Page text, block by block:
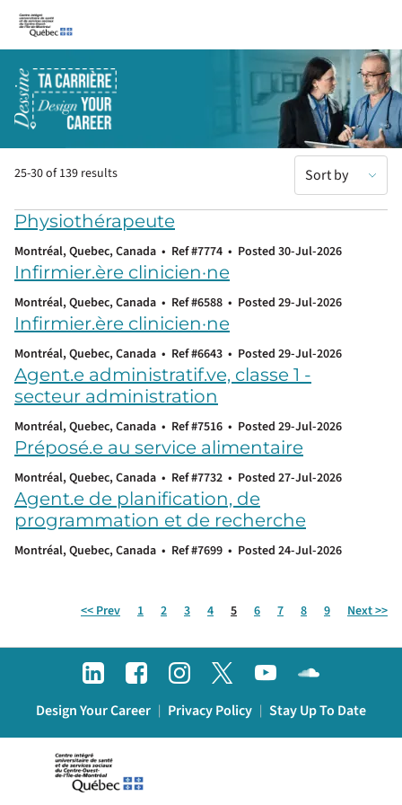
CIUSSS-du-Centre-Ouest-de-l’Île-de-Montréal
25-30 of 139 results Sort by
Physiothérapeute
Montréal, Quebec, Canada • Ref #7774 • Posted 30-Jul-2026
Infirmier.ère clinicien·ne
Montréal, Quebec, Canada • Ref #6588 • Posted 29-Jul-2026
Infirmier.ère clinicien·ne
Montréal, Quebec, Canada • Ref #6643 • Posted 29-Jul-2026
Agent.e administratif.ve, classe 1 -
secteur administration
Montréal, Quebec, Canada • Ref #7516 • Posted 29-Jul-2026
Préposé.e au service alimentaire
Montréal, Quebec, Canada • Ref #7732 • Posted 27-Jul-2026
Agent.e de planification, de
programmation et de recherche
Montréal, Quebec, Canada • Ref #7699 • Posted 24-Jul-2026
<< Prev 1 2 3 4 Page
5 6 7 8 9 Next >>
Design Your Career | Privacy Policy | Stay Up To Date